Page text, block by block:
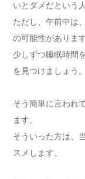
いとダメだという
ただし、午前中は
の可能性がありま
少しずつ睡眠時間
を見つけましょう。
そう簡単に言われ
ます。
そういった方は、
スメします。